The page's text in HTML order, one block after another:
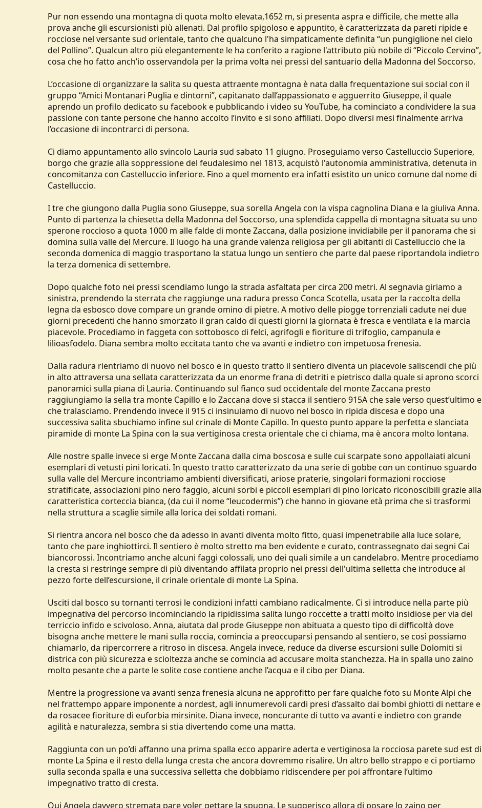
Pur non essendo una montagna di quota molto elevata,1652 m, si presenta aspra e difficile, che mette alla
prova anche gli escursionisti più allenati. Dal profilo spigoloso e appuntito, è caratterizzata da pareti ripide e
rocciose nel versante sud orientale, tanto che qualcuno l'ha simpaticamente definita “un pungiglione nel cielo
del Pollino”. Qualcun altro più elegantemente le ha conferito a ragione l'attributo più nobile di “Piccolo Cervino”,
cosa che ho fatto anch’io osservandola per la prima volta nei pressi del santuario della Madonna del Soccorso.
L’occasione di organizzare la salita su questa attraente montagna è nata dalla frequentazione sui social con il
gruppo “Amici Montanari Puglia e dintorni”, capitanato dall’appassionato e agguerrito Giuseppe, il quale
aprendo un profilo dedicato su facebook e pubblicando i video su YouTube, ha cominciato a condividere la sua
passione con tante persone che hanno accolto l’invito e si sono affiliati. Dopo diversi mesi finalmente arriva
l’occasione di incontrarci di persona.
Ci diamo appuntamento allo svincolo Lauria sud sabato 11 giugno. Proseguiamo verso Castelluccio Superiore,
borgo che grazie alla soppressione del feudalesimo nel 1813, acquistò l'autonomia amministrativa, detenuta in
concomitanza con Castelluccio inferiore. Fino a quel momento era infatti esistito un unico comune dal nome di
Castelluccio.
I tre che giungono dalla Puglia sono Giuseppe, sua sorella Angela con la vispa cagnolina Diana e la giuliva Anna.
Punto di partenza la chiesetta della Madonna del Soccorso, una splendida cappella di montagna situata su uno
sperone roccioso a quota 1000 m alle falde di monte Zaccana, dalla posizione invidiabile per il panorama che si
domina sulla valle del Mercure. Il luogo ha una grande valenza religiosa per gli abitanti di Castelluccio che la
seconda domenica di maggio trasportano la statua lungo un sentiero che parte dal paese riportandola indietro
la terza domenica di settembre.
Dopo qualche foto nei pressi scendiamo lungo la strada asfaltata per circa 200 metri. Al segnavia giriamo a
sinistra, prendendo la sterrata che raggiunge una radura presso Conca Scotella, usata per la raccolta della
legna da esbosco dove compare un grande omino di pietre. A motivo delle piogge torrenziali cadute nei due
giorni precedenti che hanno smorzato il gran caldo di questi giorni la giornata è fresca e ventilata e la marcia
piacevole. Procediamo in faggeta con sottobosco di felci, agrifogli e fioriture di trifoglio, campanula e
lilioasfodelo. Diana sembra molto eccitata tanto che va avanti e indietro con impetuosa frenesia.
Dalla radura rientriamo di nuovo nel bosco e in questo tratto il sentiero diventa un piacevole saliscendi che più
in alto attraversa una sellata caratterizzata da un enorme frana di detriti e pietrisco dalla quale si aprono scorci
panoramici sulla piana di Lauria. Continuando sul fianco sud occidentale del monte Zaccana presto
raggiungiamo la sella tra monte Capillo e lo Zaccana dove si stacca il sentiero 915A che sale verso quest’ultimo e
che tralasciamo. Prendendo invece il 915 ci insinuiamo di nuovo nel bosco in ripida discesa e dopo una
successiva salita sbuchiamo infine sul crinale di Monte Capillo. In questo punto appare la perfetta e slanciata
piramide di monte La Spina con la sua vertiginosa cresta orientale che ci chiama, ma è ancora molto lontana.
Alle nostre spalle invece si erge Monte Zaccana dalla cima boscosa e sulle cui scarpate sono appollaiati alcuni
esemplari di vetusti pini loricati. In questo tratto caratterizzato da una serie di gobbe con un continuo sguardo
sulla valle del Mercure incontriamo ambienti diversificati, ariose praterie, singolari formazioni rocciose
stratificate, associazioni pino nero faggio, alcuni sorbi e piccoli esemplari di pino loricato riconoscibili grazie alla
caratteristica corteccia bianca, (da cui il nome “leucodermis”) che hanno in giovane età prima che si trasformi
nella struttura a scaglie simile alla lorica dei soldati romani.
Si rientra ancora nel bosco che da adesso in avanti diventa molto fitto, quasi impenetrabile alla luce solare,
tanto che pare inghiottirci. Il sentiero è molto stretto ma ben evidente e curato, contrassegnato dai segni Cai
biancorossi. Incontriamo anche alcuni faggi colossali, uno dei quali simile a un candelabro. Mentre procediamo
la cresta si restringe sempre di più diventando affilata proprio nei pressi dell'ultima selletta che introduce al
pezzo forte dell’escursione, il crinale orientale di monte La Spina.
Usciti dal bosco su tornanti terrosi le condizioni infatti cambiano radicalmente. Ci si introduce nella parte più
impegnativa del percorso incominciando la ripidissima salita lungo roccette a tratti molto insidiose per via del
terriccio infido e scivoloso. Anna, aiutata dal prode Giuseppe non abituata a questo tipo di difficoltà dove
bisogna anche mettere le mani sulla roccia, comincia a preoccuparsi pensando al sentiero, se così possiamo
chiamarlo, da ripercorrere a ritroso in discesa. Angela invece, reduce da diverse escursioni sulle Dolomiti si
districa con più sicurezza e scioltezza anche se comincia ad accusare molta stanchezza. Ha in spalla uno zaino
molto pesante che a parte le solite cose contiene anche l’acqua e il cibo per Diana.
Mentre la progressione va avanti senza frenesia alcuna ne approfitto per fare qualche foto su Monte Alpi che
nel frattempo appare imponente a nordest, agli innumerevoli cardi presi d’assalto dai bombi ghiotti di nettare e
da rosacee fioriture di euforbia mirsinite. Diana invece, noncurante di tutto va avanti e indietro con grande
agilità e naturalezza, sembra si stia divertendo come una matta.
Raggiunta con un po’di affanno una prima spalla ecco apparire aderta e vertiginosa la rocciosa parete sud est di
monte La Spina e il resto della lunga cresta che ancora dovremmo risalire. Un altro bello strappo e ci portiamo
sulla seconda spalla e una successiva selletta che dobbiamo ridiscendere per poi affrontare l’ultimo
impegnativo tratto di cresta.
Qui Angela davvero stremata pare voler gettare la spugna. Le suggerisco allora di posare lo zaino per